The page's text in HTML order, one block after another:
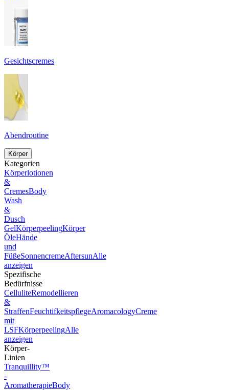
Gesichtscremes
Abendroutine
Körper
Kategorien
Körperlotionen
&
CremesBody
Wash
&
Dusch
GelKörperpeelingKörper
ÖleHände
und
FüßeSonnencremeAftersunAlle
anzeigen
Spezifische
Bedürfnisse
CelluliteRemodellieren
&
StraffenFeuchtifkeitspflegeAromacologyCreme
mit
LSFKörperpeelingAlle
anzeigen
Körper-
Linien
Tranquillity™
-
AromatherapieBody